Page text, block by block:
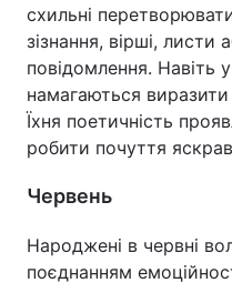
схильні
зізнання, вірші, листи
повідомлення. Навіть
намагаються
Їхня поетичність
робити почуття
Червень
Народжені в червні
поєднанням